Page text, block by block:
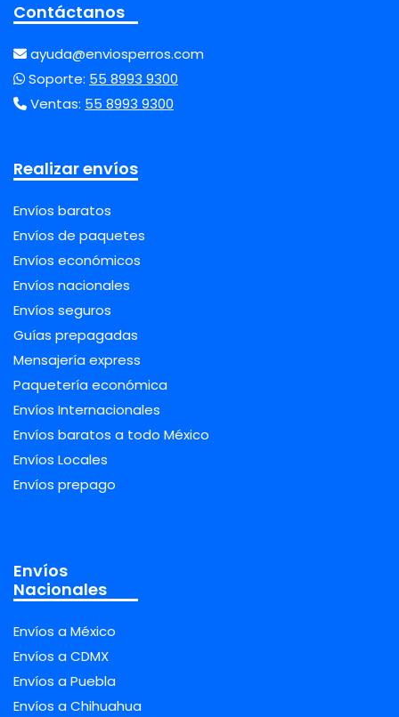
Contáctanos
ayuda@enviosperros.com
Soporte: 55 8993 9300
Ventas: 55 8993 9300
Realizar envíos
Envíos baratos
Envíos de paquetes
Envíos económicos
Envíos nacionales
Envíos seguros
Guías prepagadas
Mensajería express
Paquetería económica
Envíos Internacionales
Envíos baratos a todo México
Envíos Locales
Envíos prepago
Envíos
Nacionales
Envíos a México
Envíos a CDMX
Envíos a Puebla
Envíos a Chihuahua